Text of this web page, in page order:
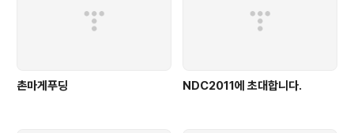
촌마게푸딩 NDC2011에 초대합니다.